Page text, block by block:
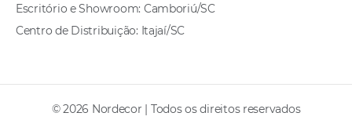
Escritório e Showroom: Camboriú/SC
Centro de Distribuição: Itajaí/SC
© 2026 Nordecor | Todos os direitos reservados